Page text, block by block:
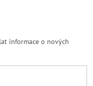
informace o nových